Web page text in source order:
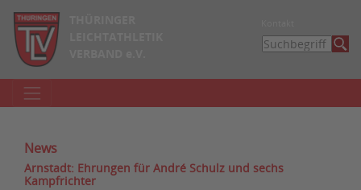
News
Arnstadt: Ehrungen für André Schulz und sechs
Kampfrichter